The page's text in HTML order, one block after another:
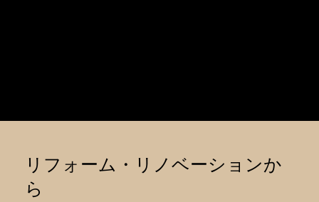
リフォーム・リノベーションか
ら